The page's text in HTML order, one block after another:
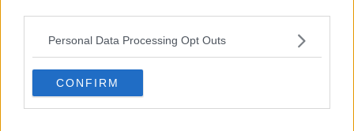
Personal Data Processing Opt Outs
CONFIRM